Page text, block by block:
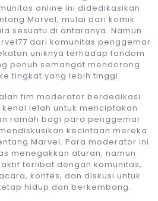
online ini didedikasikan
Marvel, mulai dari komik
sesuatu di antaranya. Namun
dari komunitas penggemar
uniknya terhadap fandom
penuh semangat mendorong
tingkat yang lebih tinggi.
tim moderator berdedikasi
lelah untuk menciptakan
ramah bagi para penggemar
kecintaan mereka
Marvel. Para moderator ini
menegakkan aturan, namun
terlibat dengan komunitas,
kontes, dan diskusi untuk
hidup dan berkembang.